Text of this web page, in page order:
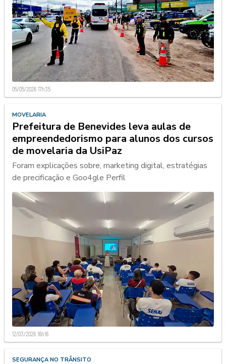
05/05/2026 17h35
MOVELARIA
Prefeitura de Benevides leva aulas de
empreendedorismo para alunos dos cursos
de movelaria da UsiPaz
Foram explicações sobre, marketing digital, estratégias
de precificação e Goo4gle Perfil
12/03/2026 16h16
SEGURANÇA NO TRÂNSITO